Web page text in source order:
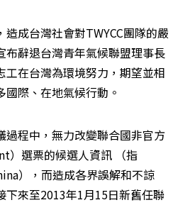
成台灣社會對TWYCC團隊的嚴
布辭退台灣青年氣候聯盟理事長
工在台灣為環境努力，期望並相
際、在地氣候行動。
過程中，無力改變聯合國非官方
）選票的候選人資訊 （指
），而造成各界誤解和不諒
下來至2013年1月15日新舊任聯